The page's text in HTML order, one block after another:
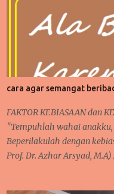
SEDERHANA MENGUKUR
HARI Apakah Pasca
GAMBARAN TAQWA
seseorang bisa saja
Allah, namun apakah
Dalam kehidupan sehari-
diperhatikan saat sedang
wajib, sunat, pekerjaan,
cara agar semangat
FAKTOR KEBIASAAN dan
"Tempuhlah wahai
Beperilakulah dengan
Prof. Dr. Azhar Arsyad,